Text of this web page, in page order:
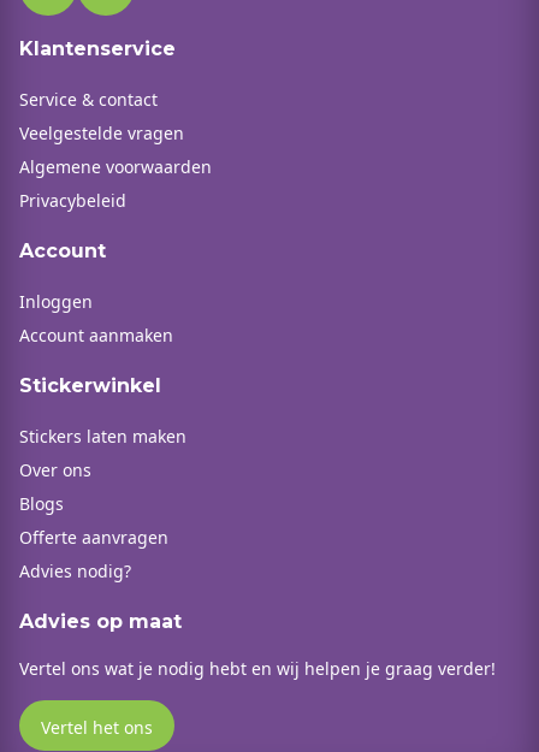
Klantenservice
Service & contact
Veelgestelde vragen
Algemene voorwaarden
Privacybeleid
Account
Inloggen
Account aanmaken
Stickerwinkel
Stickers laten maken
Over ons
Blogs
Offerte aanvragen
Advies nodig?
Advies op maat
Vertel ons wat je nodig hebt en wij helpen je graag verder!
Vertel het ons